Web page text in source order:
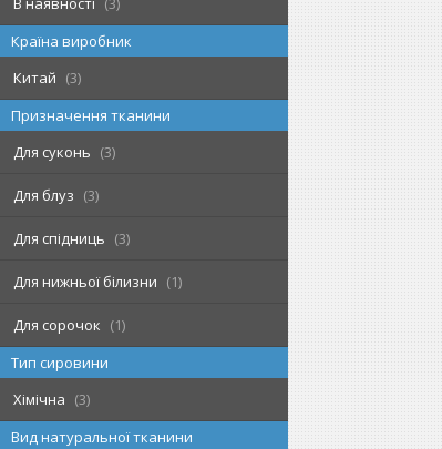
Країна виробник
Китай
3
Призначення тканини
Для суконь
3
Для блуз 3
Для спідниць 3
Для нижньої білизни 1
Для сорочок
1
Тип сировини
Хімічна
3
Вид натуральної тканини